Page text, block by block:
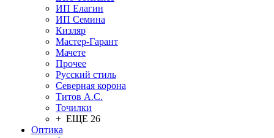
ИП Елагин
ИП Семина
Кизляр
Мастер-Гарант
Мачете
Прочее
Русский стиль
Северная корона
Титов А.С.
Точилки
+ ЕЩЕ 26
Оптика